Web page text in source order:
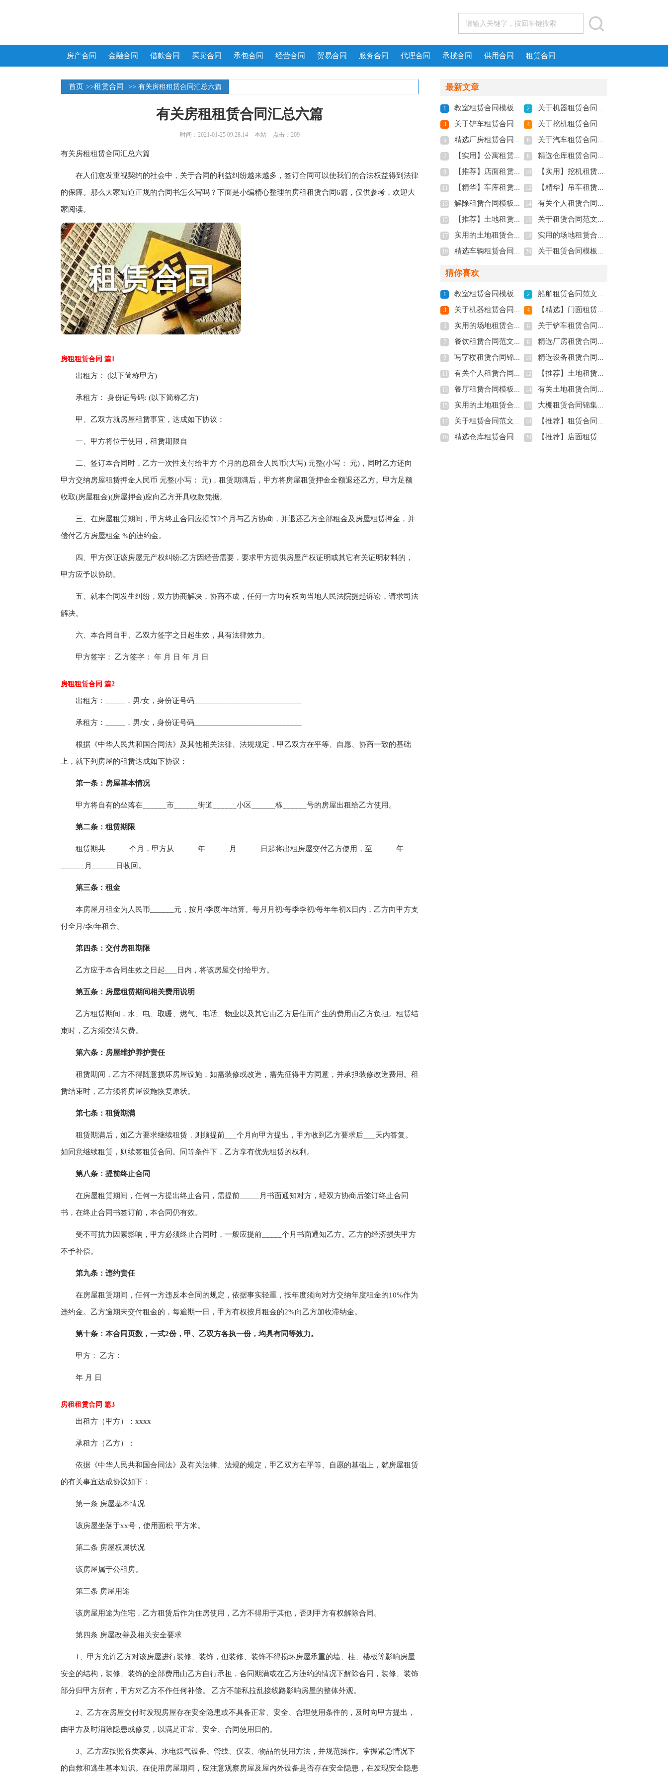
房产合同 金融合同 借款合同 买卖合同 承包合同 经营合同 贸易合同 服务合同 代理合同 承揽合同 供用合同 租赁合同
首页 >>租赁合同 >> 有关房租租赁合同汇总六篇
有关房租租赁合同汇总六篇
时间：2021-01-25 09:28:14 本站 点击：209
有关房租租赁合同汇总六篇
在人们愈发重视契约的社会中，关于合同的利益纠纷越来越多，签订合同可以使我们的合法权益得到法律
的保障。那么大家知道正规的合同书怎么写吗？下面是小编精心整理的房租租赁合同6篇，仅供参考，欢迎大
家阅读。
房租租赁合同 篇1
出租方： (以下简称甲方)
承租方： 身份证号码: (以下简称乙方)
甲、乙双方就房屋租赁事宜，达成如下协议：
一、甲方将位于使用，租赁期限自
二、签订本合同时，乙方一次性支付给甲方 个月的总租金人民币(大写) 元整(小写： 元)，同时乙方还向
甲方交纳房屋租赁押金人民币 元整(小写： 元)，租赁期满后，甲方将房屋租赁押金全额退还乙方。甲方足额
收取(房屋租金)(房屋押金)应向乙方开具收款凭据。
三、在房屋租赁期间，甲方终止合同应提前2个月与乙方协商，并退还乙方全部租金及房屋租赁押金，并
偿付乙方房屋租金 %的违约金。
四、甲方保证该房屋无产权纠纷;乙方因经营需要，要求甲方提供房屋产权证明或其它有关证明材料的，
甲方应予以协助。
五、就本合同发生纠纷，双方协商解决，协商不成，任何一方均有权向当地人民法院提起诉讼，请求司法
解决。
六、本合同自甲、乙双方签字之日起生效，具有法律效力。
甲方签字： 乙方签字： 年 月 日 年 月 日
房租租赁合同 篇2
出租方：_____，男/女，身份证号码___________________________
承租方：_____，男/女，身份证号码___________________________
根据《中华人民共和国合同法》及其他相关法律、法规规定，甲乙双方在平等、自愿、协商一致的基础
上，就下列房屋的租赁达成如下协议：
第一条：房屋基本情况
甲方将自有的坐落在______市______街道______小区______栋______号的房屋出租给乙方使用。
第二条：租赁期限
租赁期共______个月，甲方从______年______月______日起将出租房屋交付乙方使用，至______年
______月______日收回。
第三条：租金
本房屋月租金为人民币______元，按月/季度/年结算。每月月初/每季季初/每年年初X日内，乙方向甲方支
付全月/季/年租金。
第四条：交付房租期限
乙方应于本合同生效之日起___日内，将该房屋交付给甲方。
第五条：房屋租赁期间相关费用说明
乙方租赁期间，水、电、取暖、燃气、电话、物业以及其它由乙方居住而产生的费用由乙方负担。租赁结
束时，乙方须交清欠费。
第六条：房屋维护养护责任
租赁期间，乙方不得随意损坏房屋设施，如需装修或改造，需先征得甲方同意，并承担装修改造费用。租
赁结束时，乙方须将房屋设施恢复原状。
第七条：租赁期满
租赁期满后，如乙方要求继续租赁，则须提前___个月向甲方提出，甲方收到乙方要求后___天内答复。
如同意继续租赁，则续签租赁合同。同等条件下，乙方享有优先租赁的权利。
第八条：提前终止合同
在房屋租赁期间，任何一方提出终止合同，需提前_____月书面通知对方，经双方协商后签订终止合同
书，在终止合同书签订前，本合同仍有效。
受不可抗力因素影响，甲方必须终止合同时，一般应提前_____个月书面通知乙方。乙方的经济损失甲方
不予补偿。
第九条：违约责任
在房屋租赁期间，任何一方违反本合同的规定，依据事实轻重，按年度须向对方交纳年度租金的10%作为
违约金。乙方逾期未交付租金的，每逾期一日，甲方有权按月租金的2%向乙方加收滞纳金。
第十条：本合同页数，一式2份，甲、乙双方各执一份，均具有同等效力。
甲方： 乙方：
年 月 日
房租租赁合同 篇3
出租方（甲方）：xxxx
承租方（乙方）：
依据《中华人民共和国合同法》及有关法律、法规的规定，甲乙双方在平等、自愿的基础上，就房屋租赁
的有关事宜达成协议如下：
第一条 房屋基本情况
该房屋坐落于xx号，使用面积 平方米。
第二条 房屋权属状况
该房屋属于公租房。
第三条 房屋用途
该房屋用途为住宅，乙方租赁后作为住房使用，乙方不得用于其他，否则甲方有权解除合同。
第四条 房屋改善及相关安全要求
1、甲方允许乙方对该房屋进行装修、装饰，但装修、装饰不得损坏房屋承重的墙、柱、楼板等影响房屋
安全的结构，装修、装饰的全部费用由乙方自行承担，合同期满或在乙方违约的情况下解除合同，装修、装饰
部分归甲方所有，甲方对乙方不作任何补偿。 乙方不能私拉乱接线路影响房屋的整体外观。
2、乙方在房屋交付时发现房屋存在安全隐患或不具备正常、安全、合理使用条件的，及时向甲方提出，
由甲方及时消除隐患或修复，以满足正常、安全、合同使用目的。
3、乙方应按照各类家具、水电煤气设备、管线、仪表、物品的使用方法，并规范操作。掌握紧急情况下
的自救和逃生基本知识。在使用房屋期间，应注意观察房屋及屋内外设备是否存在安全隐患，在发现安全隐患
最新文章
1 教室租赁合同模板锦集6篇 2 关于机器租赁合同模板汇总6篇
3 关于铲车租赁合同锦集10篇 4 关于挖机租赁合同范文合集10篇
5 精选厂房租赁合同锦集六篇 6 关于汽车租赁合同6篇
7 【实用】公寓租赁合同三篇 8 精选仓库租赁合同四篇
9 【推荐】店面租赁合同四篇 10 【实用】挖机租赁合同四篇
【精华】车库租赁合同四篇 12 【精华】吊车租赁合同4篇
13 解除租赁合同模板锦集七篇 14 有关个人租赁合同范文集合九篇
15 【推荐】土地租赁合同范文集合5篇 16 关于租赁合同范文集合6篇
17 实用的土地租赁合同集合7篇 18 实用的场地租赁合同锦集7篇
19 精选车辆租赁合同模板6篇 20 关于租赁合同模板集锦十篇
猜你喜欢
1 教室租赁合同模板锦集6篇 2 船舶租赁合同范文集锦六篇
3 关于机器租赁合同模板汇总6篇 4 【精选】门面租赁合同四篇
5 实用的场地租赁合同锦集7篇 6 关于铲车租赁合同锦集10篇
7 餐饮租赁合同范文汇编10篇 8 精选厂房租赁合同锦集六篇
9 写字楼租赁合同锦集7篇 10 精选设备租赁合同范文集锦七篇
有关个人租赁合同范文集合九篇 12 【推荐】土地租赁合同范文集合5篇
13 餐厅租赁合同模板六篇 14 有关土地租赁合同锦集7篇
15 实用的土地租赁合同集合7篇 16 大棚租赁合同锦集七篇
17 关于租赁合同范文集合6篇 18 【推荐】租赁合同集锦五篇
19 精选仓库租赁合同四篇 20 【推荐】店面租赁合同四篇